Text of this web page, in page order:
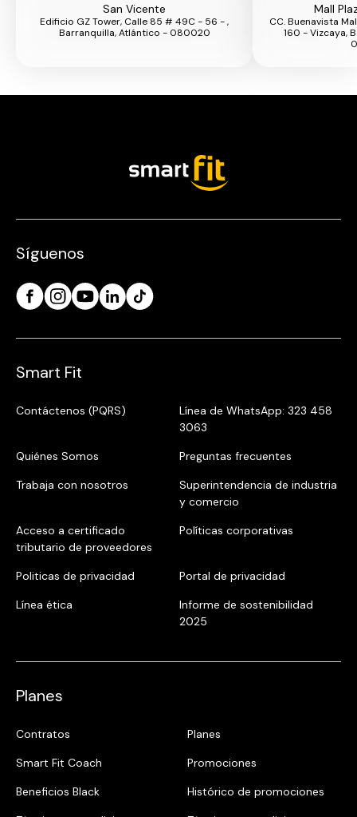
San Vicente
Edificio GZ Tower, Calle 85 # 49C - 56 - ,
Barranquilla, Atlántico - 080020
Mall
CC. Buenavista
160 - Vizcaya,
Síguenos
Smart Fit
Contáctenos (PQRS)
Línea de WhatsApp: 323 458
3063
Quiénes Somos
Preguntas frecuentes
Trabaja con nosotros
Superintendencia de industria
y comercio
Acceso a certificado
tributario de proveedores
Políticas corporativas
Politicas de privacidad
Portal de privacidad
Línea ética
Informe de sostenibilidad
2025
Planes
Contratos
Planes
Smart Fit Coach
Promociones
Beneficios Black
Histórico de promociones